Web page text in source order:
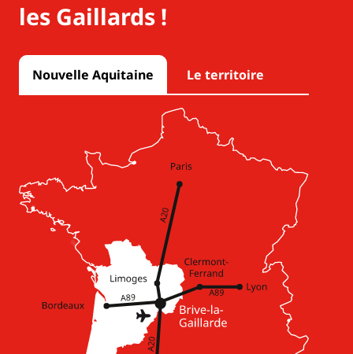
les Gaillards !
Nouvelle Aquitaine Le territoire